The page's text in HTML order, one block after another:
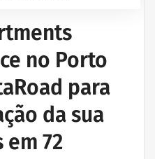
no Porto
para
da sua
em 72